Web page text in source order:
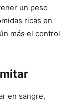
un peso
ricas en
más el control
en sangre,